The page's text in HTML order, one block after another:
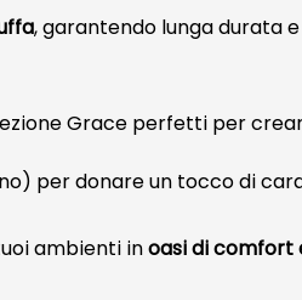
, garantendo lunga durata
Grace perfetti per
per donare un tocco di
ambienti inoasi di comfort